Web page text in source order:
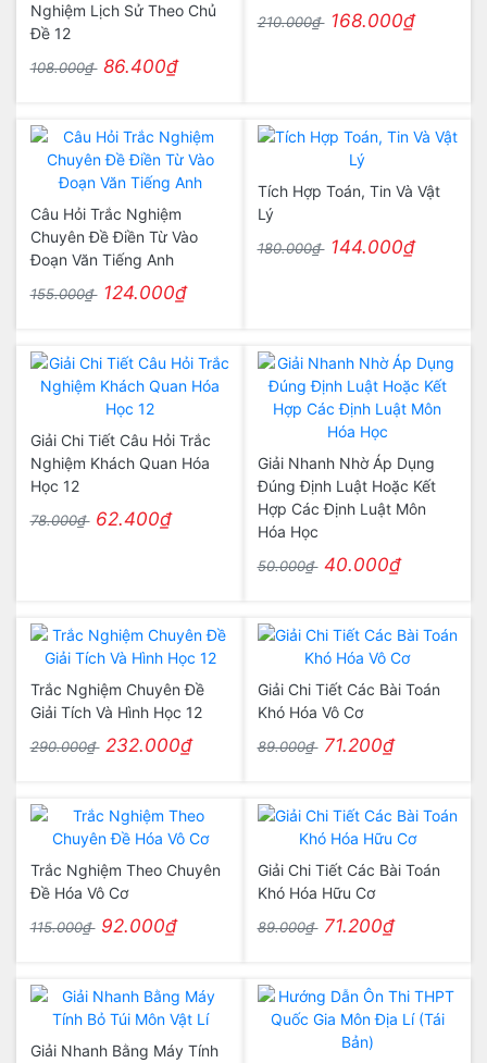
Nghiệm Lịch Sử Theo Chủ
Đề 12
108.000₫ 86.400₫
210.000₫ 168.000₫
Câu Hỏi Trắc Nghiệm
Chuyên Đề Điền Từ Vào
Đoạn Văn Tiếng Anh
155.000₫ 124.000₫
Tích Hợp Toán, Tin Và Vật
Lý
180.000₫ 144.000₫
Giải Chi Tiết Câu Hỏi Trắc
Nghiệm Khách Quan Hóa
Học 12
78.000₫ 62.400₫
Giải Nhanh Nhờ Áp Dụng
Đúng Định Luật Hoặc Kết
Hợp Các Định Luật Môn
Hóa Học
50.000₫ 40.000₫
Trắc Nghiệm Chuyên Đề
Giải Tích Và Hình Học 12
290.000₫ 232.000₫
Giải Chi Tiết Các Bài Toán
Khó Hóa Vô Cơ
89.000₫ 71.200₫
Trắc Nghiệm Theo Chuyên
Đề Hóa Vô Cơ
115.000₫ 92.000₫
Giải Chi Tiết Các Bài Toán
Khó Hóa Hữu Cơ
89.000₫ 71.200₫
Giải Nhanh Bằng Máy Tính